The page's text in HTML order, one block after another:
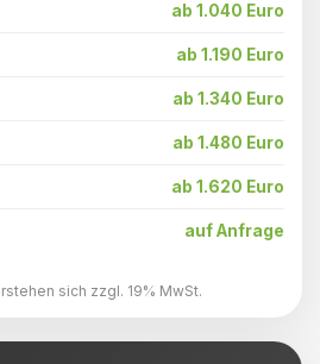
ab 1.040 Euro
ab 1.190 Euro
ab 1.340 Euro
ab 1.480 Euro
ab 1.620 Euro
auf Anfrage
sich zzgl. 19% MwSt.